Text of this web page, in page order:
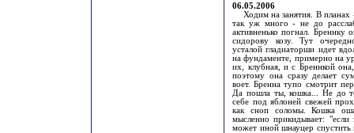
06.05.2006
Ходим на занятия. В планах
так уж много - не до
активненько погнал. Бреннку
сидорову козу. Тут
усталой гладиаторши идет
на фундаменте, примерно на
их, клубная, и с Бреннкой
поэтому она сразу делает
воет. Бренна тупо смотрит
Да пошла ты, кошка... Не до
себе под яблоней свежей
как сноп соломы. Кошка
мысленно прикидывает:
может иной шнауцер